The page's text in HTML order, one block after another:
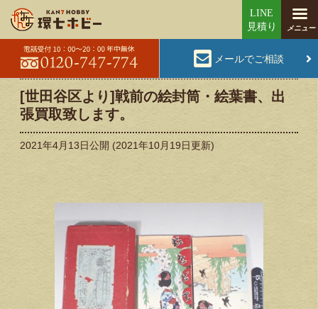
メールでご相談
[世田谷区より]戦前の絵封筒・絵葉書、出
張買取致します。
2021年4月13日公開 (2021年10月19日更新)